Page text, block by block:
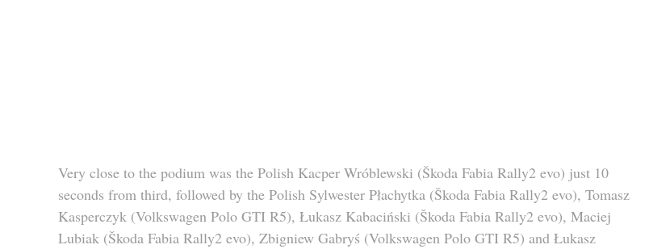
Very close to the podium was the Polish Kacper Wróblewski (Škoda Fabia Rally2 evo) just 10
seconds from third, followed by the Polish Sylwester Płachytka (Škoda Fabia Rally2 evo), Tomasz
Kasperczyk (Volkswagen Polo GTI R5), Łukasz Kabaciński (Škoda Fabia Rally2 evo), Maciej
Lubiak (Škoda Fabia Rally2 evo), Zbigniew Gabryś (Volkswagen Polo GTI R5) and Łukasz